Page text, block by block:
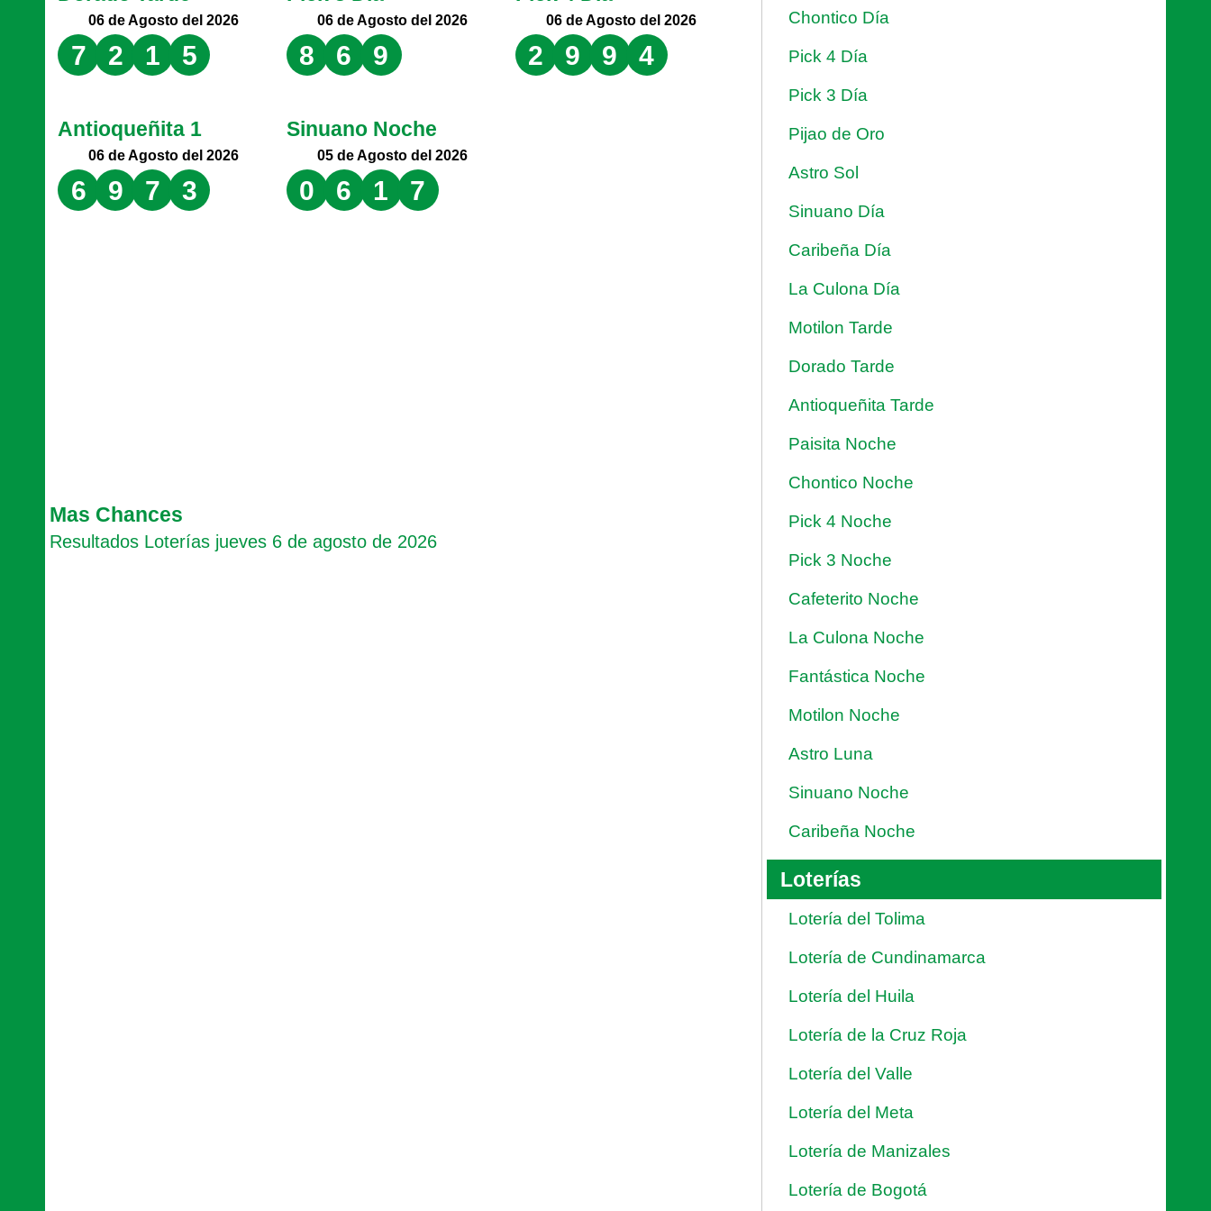
06 de Agosto del 2026
7 2 1 5
06 de Agosto del 2026
8 6 9
06 de Agosto del 2026
2 9 9 4
Antioqueñita 1
06 de Agosto del 2026
6 9 7 3
Sinuano Noche
05 de Agosto del 2026
0 6 1 7
Mas Chances
Resultados Loterías jueves 6 de agosto de 2026
Chontico Día
Pick 4 Día
Pick 3 Día
Pijao de Oro
Astro Sol
Sinuano Día
Caribeña Día
La Culona Día
Motilon Tarde
Dorado Tarde
Antioqueñita Tarde
Paisita Noche
Chontico Noche
Pick 4 Noche
Pick 3 Noche
Cafeterito Noche
La Culona Noche
Fantástica Noche
Motilon Noche
Astro Luna
Sinuano Noche
Caribeña Noche
Loterías
Lotería del Tolima
Lotería de Cundinamarca
Lotería del Huila
Lotería de la Cruz Roja
Lotería del Valle
Lotería del Meta
Lotería de Manizales
Lotería de Bogotá